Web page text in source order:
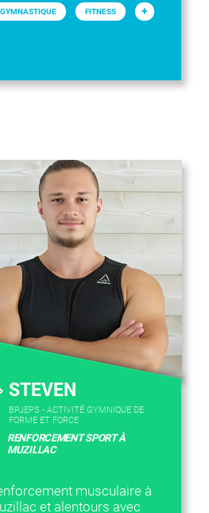
GYMNASTIQUE FITNESS +
STEVEN
BPJEPS - ACTIVITÉ GYMNIQUE DE
FORME ET FORCE
RENFORCEMENT SPORT À
MUZILLAC
musculaire à
et alentours avec